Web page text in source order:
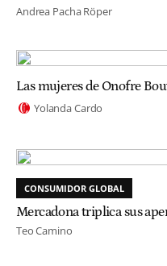
Andrea Pacha Röper
Las mujeres de Onofre
Yolanda Cardo
CONSUMIDOR GLOBAL
Mercadona triplica sus
Teo Camino